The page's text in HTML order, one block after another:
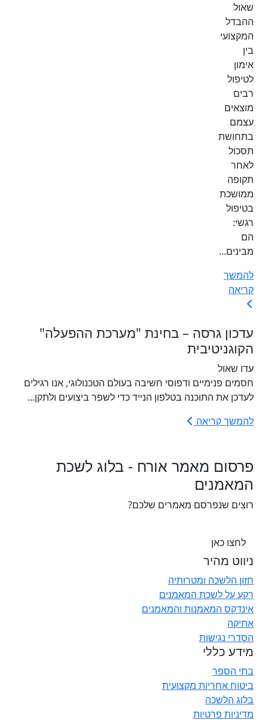
שאול
ההבדל
המקצועי
בין
אימון
לטיפול
רבים
מוצאים
עצמם
בתחושת
תסכול
לאחר
תקופה
ממושכת
בטיפול
רגשי:
הם
מבינים...
להמשך
קריאה
עדכון גרסה – בחינת "מערכת ההפעלה"
הקוגניטיבית
עדו שאול
חסמים פנימיים ודפוסי חשיבה בעולם הטכנולוגי, אנו רגילים
לעדכן את התוכנה בטלפון הנייד כדי לשפר ביצועים ולתקן...
להמשך קריאה
פרסום מאמר אורח - בלוג לשכת
המאמנים
רוצים שנפרסם מאמרים שלכם?
לחצו כאן
ניווט מהיר
חזון הלשכה ומטרותיה
רקע על לשכת המאמנים
אינדקס המאמנות והמאמנים
אתיקה
הסדרי נגישות
מידע כללי
בתי הספר
ביטוח אחריות מקצועית
בלוג הלשכה
מדיניות פרטיות